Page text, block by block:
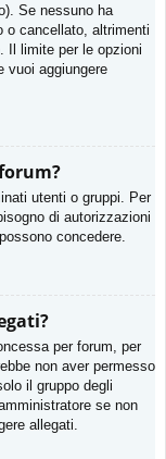
Se nessuno ha
o cancellato, altrimenti
Il limite per le opzioni
vuoi aggiungere
utenti o gruppi. Per
di autorizzazioni
concedere.
per forum, per
non aver permesso
il gruppo degli
se non
allegati.